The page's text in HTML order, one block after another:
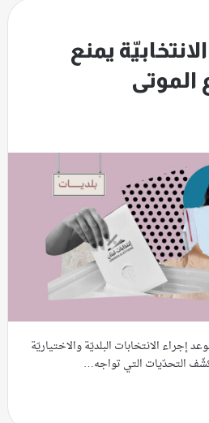
يمنع
الموتى
الانتخابات البلديّة والاختياريّة
التحدّيات التي تواجه…